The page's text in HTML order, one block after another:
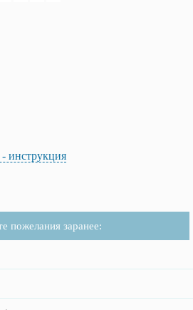
инструкция
пожелания заранее: